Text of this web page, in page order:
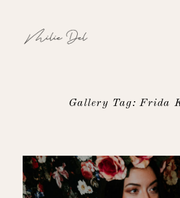
WORK
ABOUT
Gallery Tag: Frida